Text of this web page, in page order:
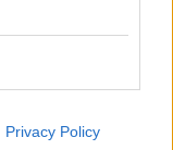
Privacy Policy
μεγαλύτερο έργο